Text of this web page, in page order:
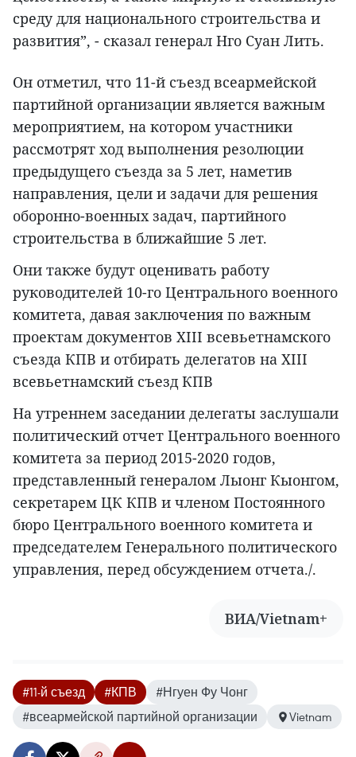
среду для национального строительства и
развития”, - сказал генерал Нго Суан Лить.
Он отметил, что 11-й съезд всеармейской
партийной организации является важным
мероприятием, на котором участники
рассмотрят ход выполнения резолюции
предыдущего съезда за 5 лет, наметив
направления, цели и задачи для решения
оборонно-военных задач, партийного
строительства в ближайшие 5 лет.
Они также будут оценивать работу
руководителей 10-го Центрального военного
комитета, давая заключения по важным
проектам документов XIII всевьетнамского
съезда КПВ и отбирать делегатов на XIII
всевьетнамский съезд КПВ
На утреннем заседании делегаты заслушали
политический отчет Центрального военного
комитета за период 2015-2020 годов,
представленный генералом Лыонг Кыонгом,
секретарем ЦК КПВ и членом Постоянного
бюро Центрального военного комитета и
председателем Генерального политического
управления, перед обсуждением отчета./.
ВИА/Vietnam+
#11-й съезд #КПВ
#Нгуен Фу Чонг
#всеармейской партийной организации
Vietnam